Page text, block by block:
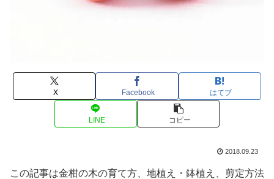
X Facebook はてブ
LINE コピー
2018.09.23
この記事は金柑の木の育て方、地植え・鉢植え、剪定方法